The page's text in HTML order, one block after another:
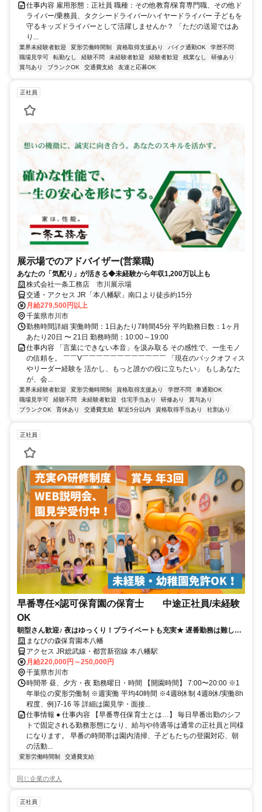
仕事内容 雇用形態：正社員 職種：その他教育/保育専門職、その他ド
ライバー/乗務員、タクシードライバー/ハイヤードライバー 子どもを
守るキッズドライバーとして活躍しませんか？ 「ただの送迎ではあ
り...
業界未経験者歓迎 変形労働時間制 資格取得支援あり バイク通勤OK
学歴不問
職場見学可
転勤なし 経験不問 未経験者歓迎 経験者歓迎 残業なし
研修あり
賞与あり
ブランクOK 交通費支給 友達と応募OK
正社員
展示場でのアドバイザー(営業職)
あなたの「気配り」が活きる◆未経験から年収1,200万以上も
株式会社一条工務店 市川展示場
交通・アクセス JR「本八幡駅」南口より徒歩約15分
月給279,500円以上
千葉県市川市
勤務時間詳細 実働時間：1日あたり7時間45分 平均勤務日数：1ヶ月
あたり20日 〜 21日 勤務時間：10:00～19:00
仕事内容 「言葉にできない本音」を汲み取る その感性で、一生モノ
の信頼を。 ￣￣V￣￣￣￣￣￣￣￣￣￣￣￣ 「現在のバックオフィス
やリーダー経験を 活かし、もっと誰かの役に立ちたい」 もしあなた
が、会...
業界未経験者歓迎 変形労働時間制 資格取得支援あり 学歴不問
車通勤OK
職場見学可
経験不問 未経験者歓迎 住宅手当あり 研修あり
賞与あり
ブランクOK
育休あり 交通費支給 駅近5分以内 資格取得手当あり 社割あり
正社員
早番専任×認可保育園の保育士 中途正社員/未経験
OK
朝型さん歓迎♪ 夜はゆっくり！プライベートも充実★ 遅番勤務は難しい
けど正社員で働きたい方！
まなびの森保育園本八幡
アクセス JR総武線・都営新宿線 本八幡駅
月給220,000円～250,000円
千葉県市川市
時間帯 昼、夕方・夜 勤務曜日・時間 【開園時間】 7:00〜20:00 ※1
年単位の変形労働制 ※週実働 平均40時間 ※4週8休制 4週8休/実働8h
程度、例)7-16 等 詳細は園見学・面接...
仕事情報 ● 仕事内容 【早番専任保育士とは…】 毎日早番出勤のシフ
トで固定される勤務形態になり、給与や待遇等は通常の正社員と同様
になります。 早番の時間帯は園内清掃、子どもたちの登園対応、朝
の活動...
変形労働時間制 交通費支給
同じ企業の求人
正社員